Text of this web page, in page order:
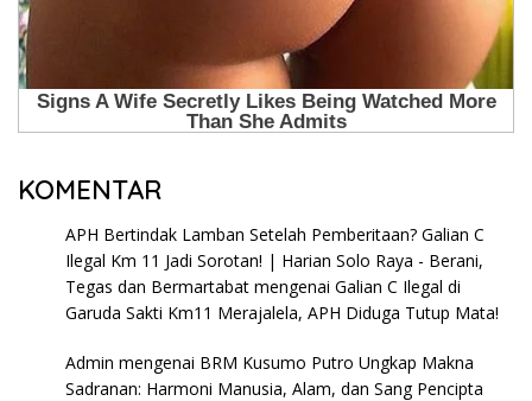
KOMENTAR
APH Bertindak Lamban Setelah Pemberitaan? Galian C
Ilegal Km 11 Jadi Sorotan! | Harian Solo Raya - Berani,
Tegas dan Bermartabat mengenai Galian C Ilegal di
Garuda Sakti Km11 Merajalela, APH Diduga Tutup Mata!
Admin mengenai BRM Kusumo Putro Ungkap Makna
Sadranan: Harmoni Manusia, Alam, dan Sang Pencipta